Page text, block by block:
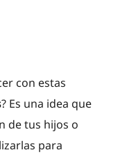
con estas
? Es una idea que
de tus hijos o
para